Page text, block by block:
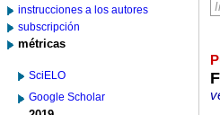
instrucciones a los autores
subscripción
métricas
SciELO
Google Scholar